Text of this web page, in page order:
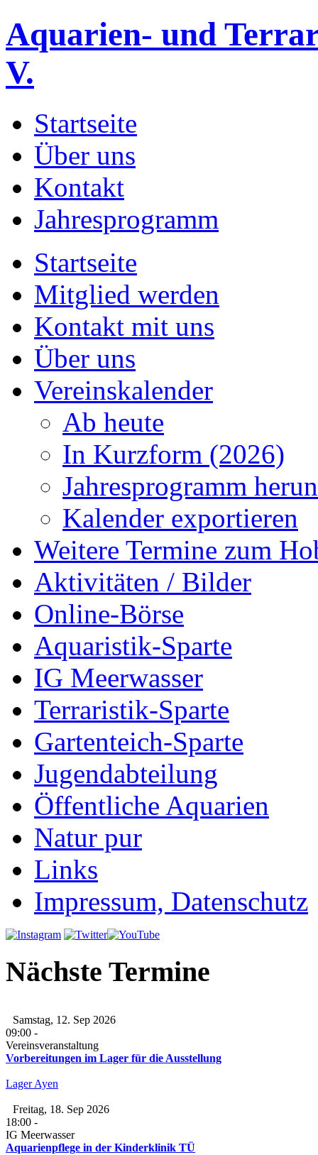
Aquarien- und
V.
Startseite
Über uns
Kontakt
Jahresprogramm
Startseite
Mitglied werden
Kontakt mit uns
Über uns
Vereinskalender
Ab heute
In Kurzform (2026)
Jahresprogramm
Kalender exportieren
Weitere Termine zum
Aktivitäten / Bilder
Online-Börse
Aquaristik-Sparte
IG Meerwasser
Terraristik-Sparte
Gartenteich-Sparte
Jugendabteilung
Öffentliche Aquarien
Natur pur
Links
Impressum, Datenschutz
Nächste Termine
Samstag, 12. Sep 2026
09:00 -
Vereinsveranstaltung
Vorbereitungen im Lager für die Ausstellung
Lager Ayen
Freitag, 18. Sep 2026
18:00 -
IG Meerwasser
Aquarienpflege in der Kinderklinik TÜ